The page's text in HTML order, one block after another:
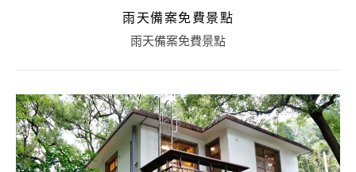
雨天備案免費景點
雨天備案免費景點